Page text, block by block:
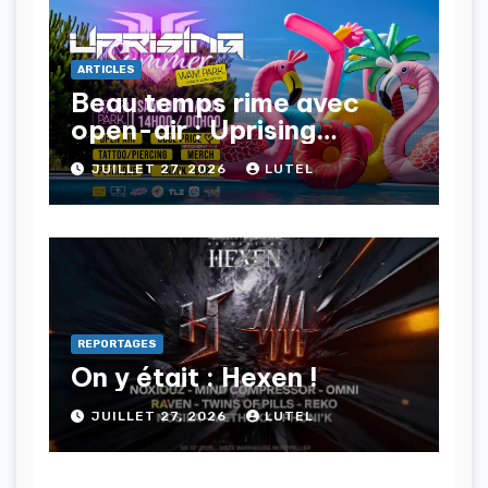
ARTICLES
Beau temps rime avec
open-air : Uprising
Project s’impose !
JUILLET 27, 2026 LUTEL
REPORTAGES
On y était : Hexen !
JUILLET 27, 2026 LUTEL